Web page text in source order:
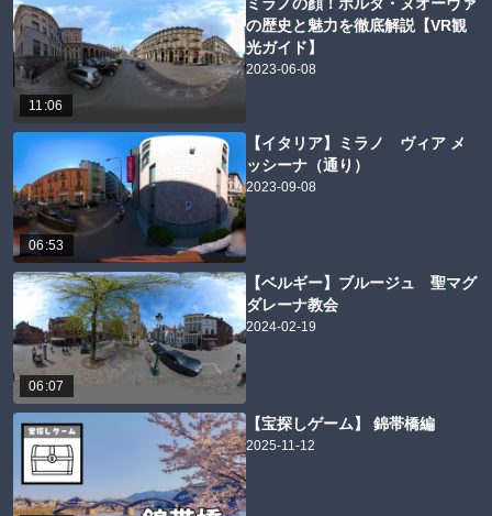
11:06
の歴史と魅力を徹底解説【VR観
光ガイド】
2023-06-08
06:53
【イタリア】ミラノ ヴィア メ
ッシーナ（通り）
2023-09-08
06:07
【ベルギー】ブルージュ 聖マグ
ダレーナ教会
2024-02-19
【宝探しゲーム】 錦帯橋編
2025-11-12